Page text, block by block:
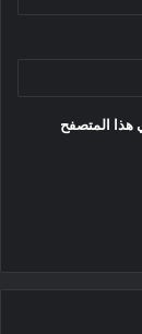
هذا المتصفح